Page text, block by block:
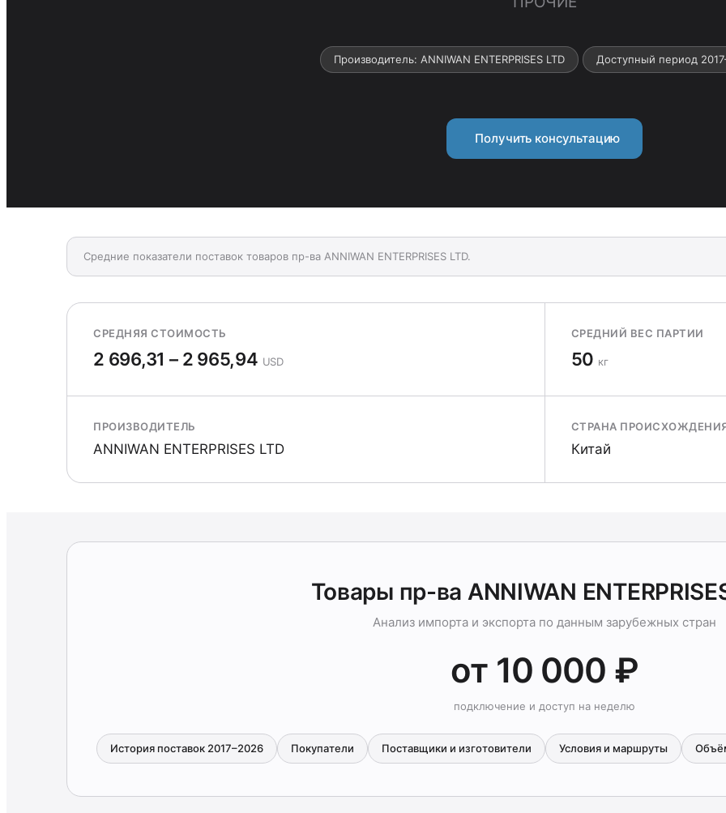
Производитель: ANNIWAN ENTERPRISES LTD Доступный период
Получить консультацию
Средние показатели поставок товаров пр-ва ANNIWAN ENTERPRISES LTD.
СРЕДНЯЯ СТОИМОСТЬ
2 696,31 – 2 965,94 USD
СРЕДНИЙ ВЕС ПАРТИИ
50 кг
ПРОИЗВОДИТЕЛЬ
ANNIWAN ENTERPRISES LTD
СТРАНА
Китай
Товары пр-ва ANNIWAN
Анализ импорта и экспорта по данным зарубежных стран
от 10 000 ₽
подключение и доступ на неделю
История поставок 2017–2026 Покупатели Поставщики и изготовители Условия и маршруты